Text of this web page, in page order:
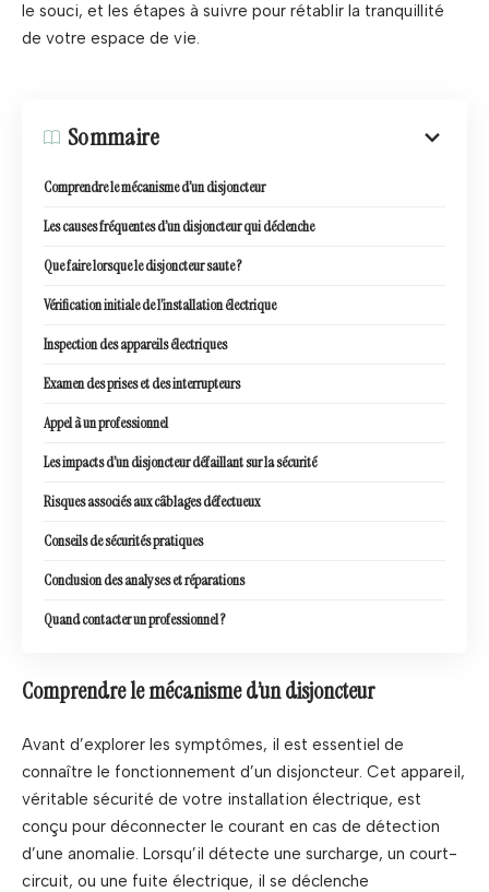
le souci, et les étapes à suivre pour rétablir la tranquillité
de votre espace de vie.
Sommaire
Comprendre le mécanisme d’un disjoncteur
Les causes fréquentes d’un disjoncteur qui déclenche
Que faire lorsque le disjoncteur saute ?
Vérification initiale de l’installation électrique
Inspection des appareils électriques
Examen des prises et des interrupteurs
Appel à un professionnel
Les impacts d’un disjoncteur défaillant sur la sécurité
Risques associés aux câblages défectueux
Conseils de sécurités pratiques
Conclusion des analyses et réparations
Quand contacter un professionnel ?
Comprendre le mécanisme d’un disjoncteur
Avant d’explorer les symptômes, il est essentiel de
connaître le fonctionnement d’un disjoncteur. Cet appareil,
véritable sécurité de votre installation électrique, est
conçu pour déconnecter le courant en cas de détection
d’une anomalie. Lorsqu’il détecte une surcharge, un court-
circuit, ou une fuite électrique, il se déclenche